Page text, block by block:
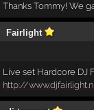
Thanks Tommy! We
Fairlight
Live set Hardcore DJ
http://